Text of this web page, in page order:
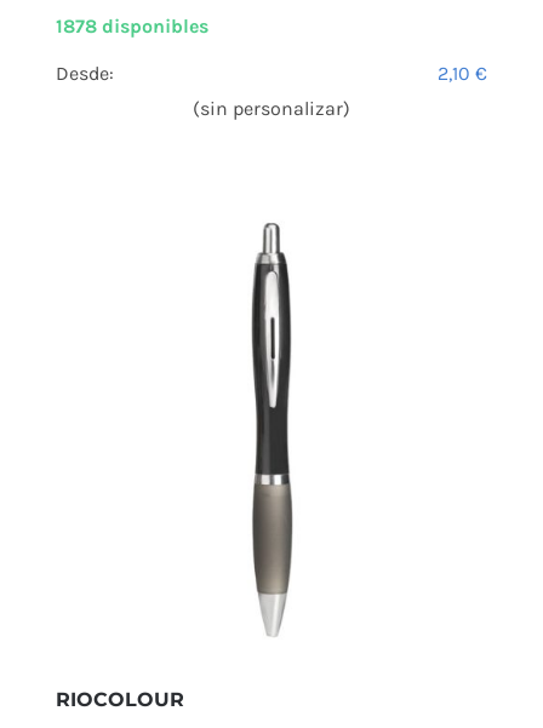
1878 disponibles
Desde: 2,10€
(sin personalizar)
RIOCOLOUR